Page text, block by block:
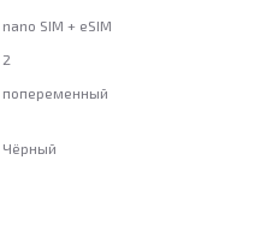
nano SIM + eSIM
2
попеременный
Чёрный